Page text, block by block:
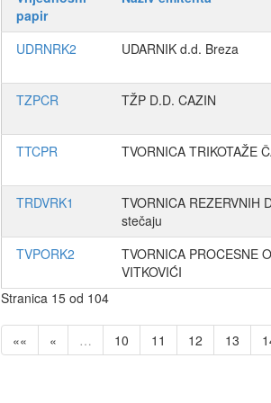
papir
UDRNRK2 UDARNIK d.d. Breza
TZPCR TŽP D.D. CAZIN
TTCPR TVORNICA TRIKOTAŽE
TRDVRK1
TVORNICA REZERVNIH
stečaju
TVPORK2
TVORNICA PROCESNE
VITKOVIĆI
Stranica 15 od 104
«« « … 10 11 12 13